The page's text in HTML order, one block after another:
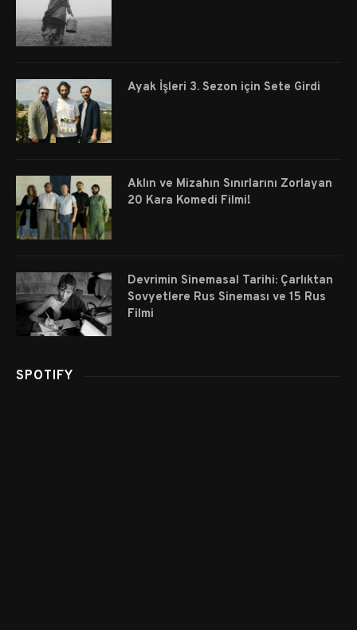
Ayak İşleri 3. Sezon için Sete Girdi
Aklın ve Mizahın Sınırlarını Zorlayan
20 Kara Komedi Filmi!
Devrimin Sinemasal Tarihi: Çarlıktan
Sovyetlere Rus Sineması ve 15 Rus
Filmi
SPOTIFY